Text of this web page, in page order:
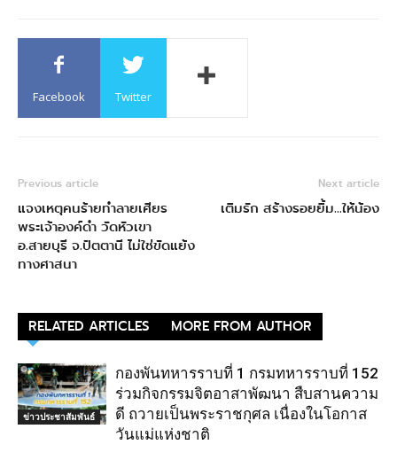
Facebook Twitter
Previous article
แจงเหตุคนร้ายทำลายเศียร
พระเจ้าองค์ดำ วัดหัวเขา
อ.สายบุรี จ.ปัตตานี ไม่ใช่ขัดแย้ง
ทางศาสนา
Next article
เติมรัก สร้างรอยยิ้ม…ให้น้อง
RELATED ARTICLES MORE FROM AUTHOR
ข่าวประชาสัมพันธ์
กองพันทหารราบที่ 1 กรมทหารราบที่ 152
ร่วมกิจกรรมจิตอาสาพัฒนา สืบสานความ
ดี ถวายเป็นพระราชกุศล เนื่องในโอกาส
วันแม่แห่งชาติ